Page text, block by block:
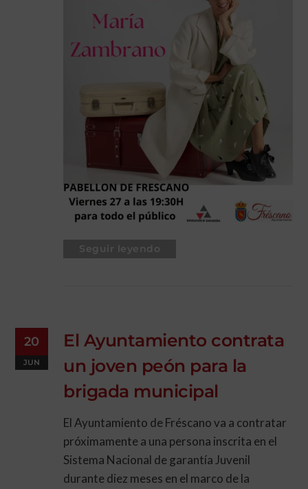
Seguir leyendo
20
JUN
El Ayuntamiento contrata
un joven peón para la
brigada municipal
El Ayuntamiento de Fréscano va a contratar
próximamente a una persona inscrita en el
Sistema Nacional de garantía Juvenil
durante diez meses en el marco de la